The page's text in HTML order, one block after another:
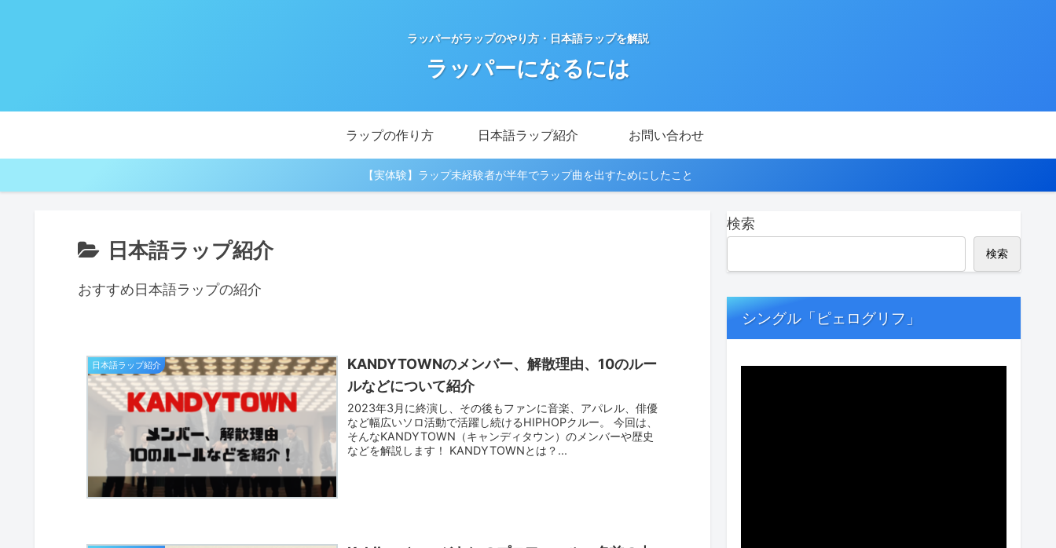
ラッパーがラップのやり方・日本語ラップを解説
ラッパーになるには
ラップの作り方 日本語ラップ紹介 お問い合わせ
【実体験】ラップ未経験者が半年でラップ曲を出すためにしたこと
日本語ラップ紹介
おすすめ日本語ラップの紹介
日本語ラップ紹介
KANDYTOWNのメンバー、解散理由、10のルー
ルなどについて紹介
2023年3月に終演し、その後もファンに音楽、アパレル、俳優
など幅広いソロ活動で活躍し続けるHIPHOPクルー。 今回は、
そんなKANDYTOWN（キャンディタウン）のメンバーや歴史
などを解説します！ KANDYTOWNとは？...
検索
検索
シングル「ピェログリフ」